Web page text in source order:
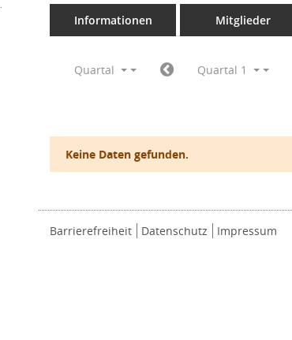
Informationen Mitglieder
Quartal Quartal 1
Keine Daten gefunden.
Barrierefreiheit Datenschutz Impressum